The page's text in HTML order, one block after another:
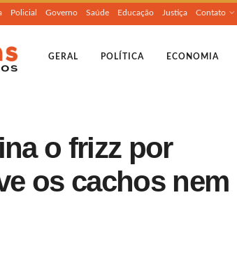
Policial Governo Saúde Educação Justiça Contato
GERAL POLÍTICA ECONOMIA
o frizz por
os cachos nem